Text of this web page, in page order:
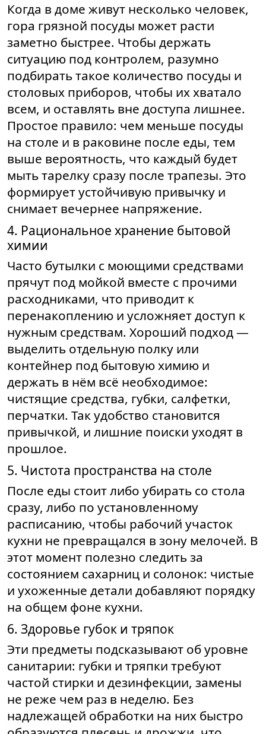
Когда в доме живут несколько человек,
гора грязной посуды может расти
заметно быстрее. Чтобы держать
ситуацию под контролем, разумно
подбирать такое количество посуды и
столовых приборов, чтобы их хватало
всем, и оставлять вне доступа лишнее.
Простое правило: чем меньше посуды
на столе и в раковине после еды, тем
выше вероятность, что каждый будет
мыть тарелку сразу после трапезы. Это
формирует устойчивую привычку и
снимает вечернее напряжение.
4. Рациональное хранение бытовой
химии
Часто бутылки с моющими средствами
прячут под мойкой вместе с прочими
расходниками, что приводит к
перенакоплению и усложняет доступ к
нужным средствам. Хороший подход —
выделить отдельную полку или
контейнер под бытовую химию и
держать в нём всё необходимое:
чистящие средства, губки, салфетки,
перчатки. Так удобство становится
привычкой, и лишние поиски уходят в
прошлое.
5. Чистота пространства на столе
После еды стоит либо убирать со стола
сразу, либо по установленному
расписанию, чтобы рабочий участок
кухни не превращался в зону мелочей. В
этот момент полезно следить за
состоянием сахарниц и солонок: чистые
и ухоженные детали добавляют порядку
на общем фоне кухни.
6. Здоровье губок и тряпок
Эти предметы подсказывают об уровне
санитарии: губки и тряпки требуют
частой стирки и дезинфекции, замены
не реже чем раз в неделю. Без
надлежащей обработки на них быстро